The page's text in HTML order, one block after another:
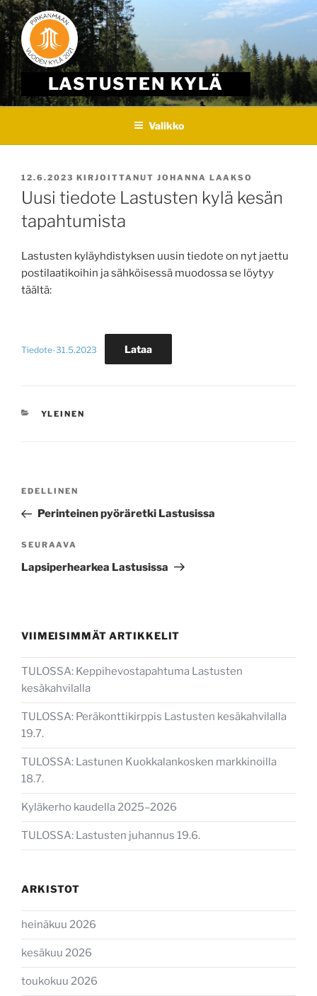
Skip
to
content
LASTUSTEN KYLÄ
Valikko
JULKAISTU
12.6.2023 KIRJOITTANUT JOHANNA LAAKSO
Uusi tiedote Lastusten kylä kesän
tapahtumista
Lastusten kyläyhdistyksen uusin tiedote on nyt jaettu
postilaatikoihin ja sähköisessä muodossa se löytyy
täältä:
Tiedote-31.5.2023 Lataa
KATEGORIAT
YLEINEN
Edellinen
artikkeli
EDELLINEN
Perinteinen pyöräretki Lastusissa
Seuraava
artikkeli
SEURAAVA
Lapsiperhearkea Lastusissa
VIIMEISIMMÄT ARTIKKELIT
TULOSSA: Keppihevostapahtuma Lastusten
kesäkahvilalla
TULOSSA: Peräkonttikirppis Lastusten kesäkahvilalla
19.7.
TULOSSA: Lastunen Kuokkalankosken markkinoilla
18.7.
Kyläkerho kaudella 2025–2026
TULOSSA: Lastusten juhannus 19.6.
ARKISTOT
heinäkuu 2026
kesäkuu 2026
toukokuu 2026